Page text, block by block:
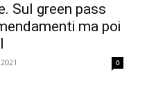
Sul green pass
ma poi
0